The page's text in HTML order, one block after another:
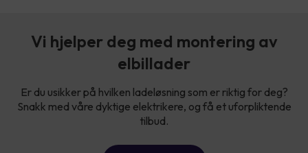
Vi hjelper deg med montering av
elbillader
Er du usikker på hvilken ladeløsning som er riktig for deg?
Snakk med våre dyktige elektrikere, og få et uforpliktende
tilbud.